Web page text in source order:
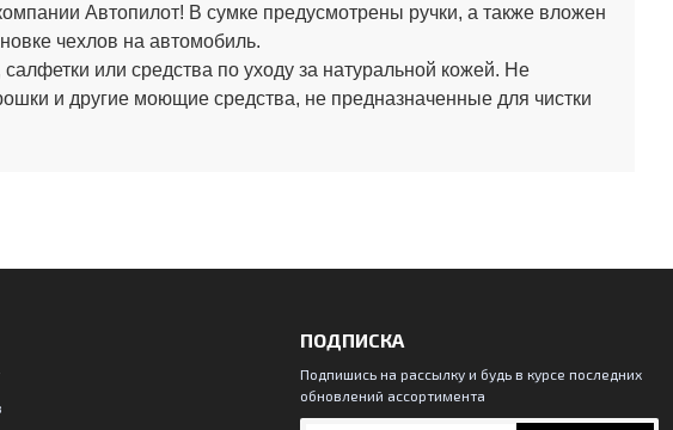
Автопилот! В сумке предусмотрены ручки, а также вложен
чехлов на автомобиль.
или средства по уходу за натуральной кожей. Не
и другие моющие средства, не предназначенные для чистки
ПОДПИСКА
Подпишись на рассылку и будь в курсе последних
обновлений ассортимента